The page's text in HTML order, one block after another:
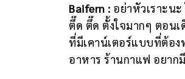
Baifern : อย่าหัวเราะน
ตึ๊ด ตึ๊ด ตั้งใจมากๆ ตอนเ
ที่มีเคาน์เตอร์แบบที่ต้อง
อาหาร ร้านกาแฟ อยา